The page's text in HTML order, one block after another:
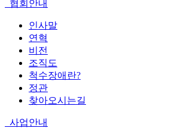
협회안내
인사말
연혁
비전
조직도
척수장애란?
정관
찾아오시는길
사업안내